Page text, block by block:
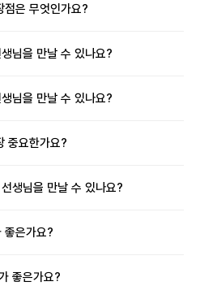
점은 무엇인가요?
님을 만날 수 있나요?
님을 만날 수 있나요?
중요한가요?
생님을 만날 수 있나요?
좋은가요?
좋은가요?